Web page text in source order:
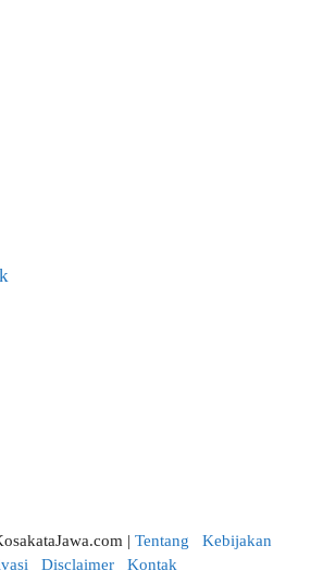
| Tentang
Kebijakan
Disclaimer Kontak